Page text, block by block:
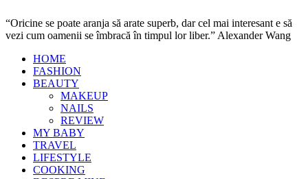
“Oricine se poate aranja să arate superb, dar cel mai interesant e să
vezi cum oamenii se îmbracă în timpul lor liber.” Alexander Wang
HOME
FASHION
BEAUTY
MAKEUP
NAILS
REVIEW
MY BABY
TRAVEL
LIFESTYLE
COOKING